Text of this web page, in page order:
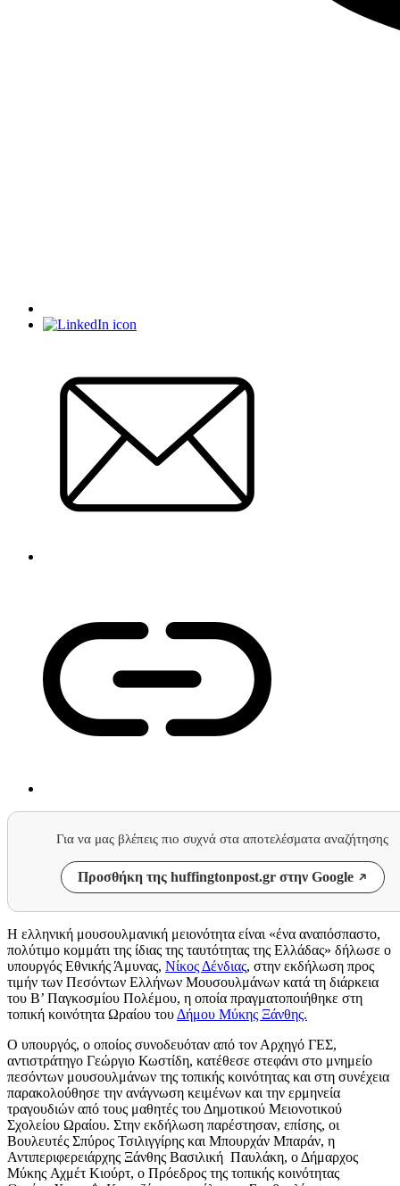
Για να μας βλέπεις πιο συχνά στα αποτελέσματα αναζήτησης
Προσθήκη της huffingtonpost.gr στην Google
Η ελληνική μουσουλμανική μειονότητα είναι «ένα αναπόσπαστο,
πολύτιμο κομμάτι της ίδιας της ταυτότητας της Ελλάδας» δήλωσε ο
υπουργός Εθνικής Άμυνας, Νίκος Δένδιας, στην εκδήλωση προς
τιμήν των Πεσόντων Ελλήνων Μουσουλμάνων κατά τη διάρκεια
του Β’ Παγκοσμίου Πολέμου, η οποία πραγματοποιήθηκε στη
τοπική κοινότητα Ωραίου του Δήμου Μύκης Ξάνθης.
Ο υπουργός, ο οποίος συνοδευόταν από τον Αρχηγό ΓΕΣ,
αντιστράτηγο Γεώργιο Κωστίδη, κατέθεσε στεφάνι στο μνημείο
πεσόντων μουσουλμάνων της τοπικής κοινότητας και στη συνέχεια
παρακολούθησε την ανάγνωση κειμένων και την ερμηνεία
τραγουδιών από τους μαθητές του Δημοτικού Μειονοτικού
Σχολείου Ωραίου. Στην εκδήλωση παρέστησαν, επίσης, οι
Βουλευτές Σπύρος Τσιλιγγίρης και Μπουρχάν Μπαράν, η
Αντιπεριφερειάρχης Ξάνθης Βασιλική Παυλάκη, ο Δήμαρχος
Μύκης Αχμέτ Κιούρτ, ο Πρόεδρος της τοπικής κοινότητας